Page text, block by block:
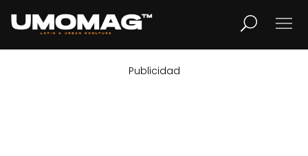
LIFESTYLE
Publicidad